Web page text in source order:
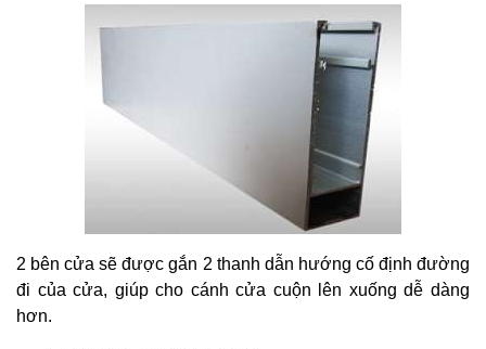
2 bên cửa sẽ được gắn 2 thanh dẫn hướng cố định đường
đi của cửa, giúp cho cánh cửa cuộn lên xuống dễ dàng
hơn.